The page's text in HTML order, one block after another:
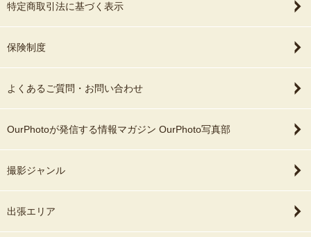
特定商取引法に基づく表示
保険制度
よくあるご質問・お問い合わせ
OurPhotoが発信する情報マガジン OurPhoto写真部
撮影ジャンル
出張エリア